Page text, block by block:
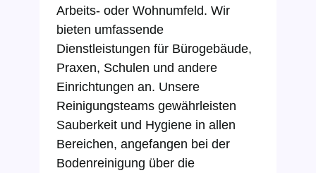
Arbeits- oder Wohnumfeld. Wir
bieten umfassende
Dienstleistungen für Bürogebäude,
Praxen, Schulen und andere
Einrichtungen an. Unsere
Reinigungsteams gewährleisten
Sauberkeit und Hygiene in allen
Bereichen, angefangen bei der
Bodenreinigung über die